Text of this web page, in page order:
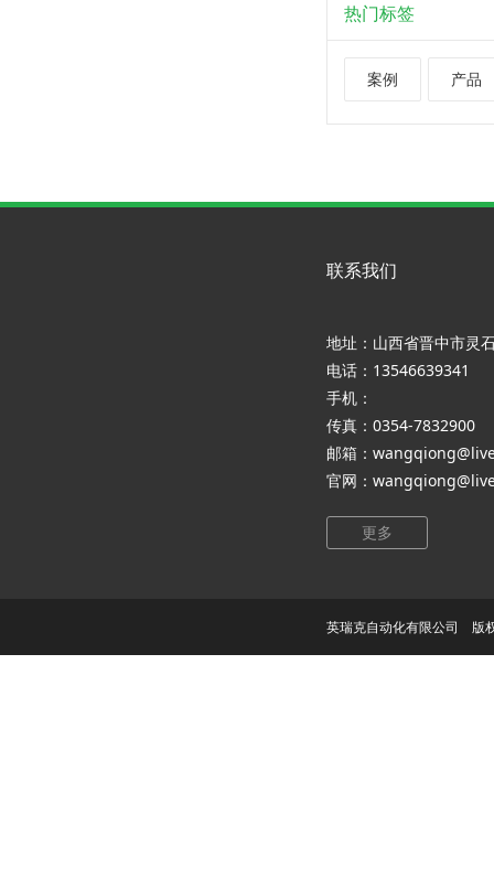
热门标签
案例 产品
联系我们
地址：山西省晋中市灵
电话：13546639341
手机：
传真：0354-7832900
邮箱：
官网：
更多
英瑞克自动化有限公司